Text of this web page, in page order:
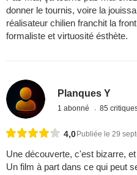
donner le tournis, voire la
réalisateur chilien franchit la
formaliste et virtuosité ésthète.
Planques Y
1 abonné 85
4,0 Publiée le 29
Une découverte, c'est bizarre,
Un film à part dans ce qui peut